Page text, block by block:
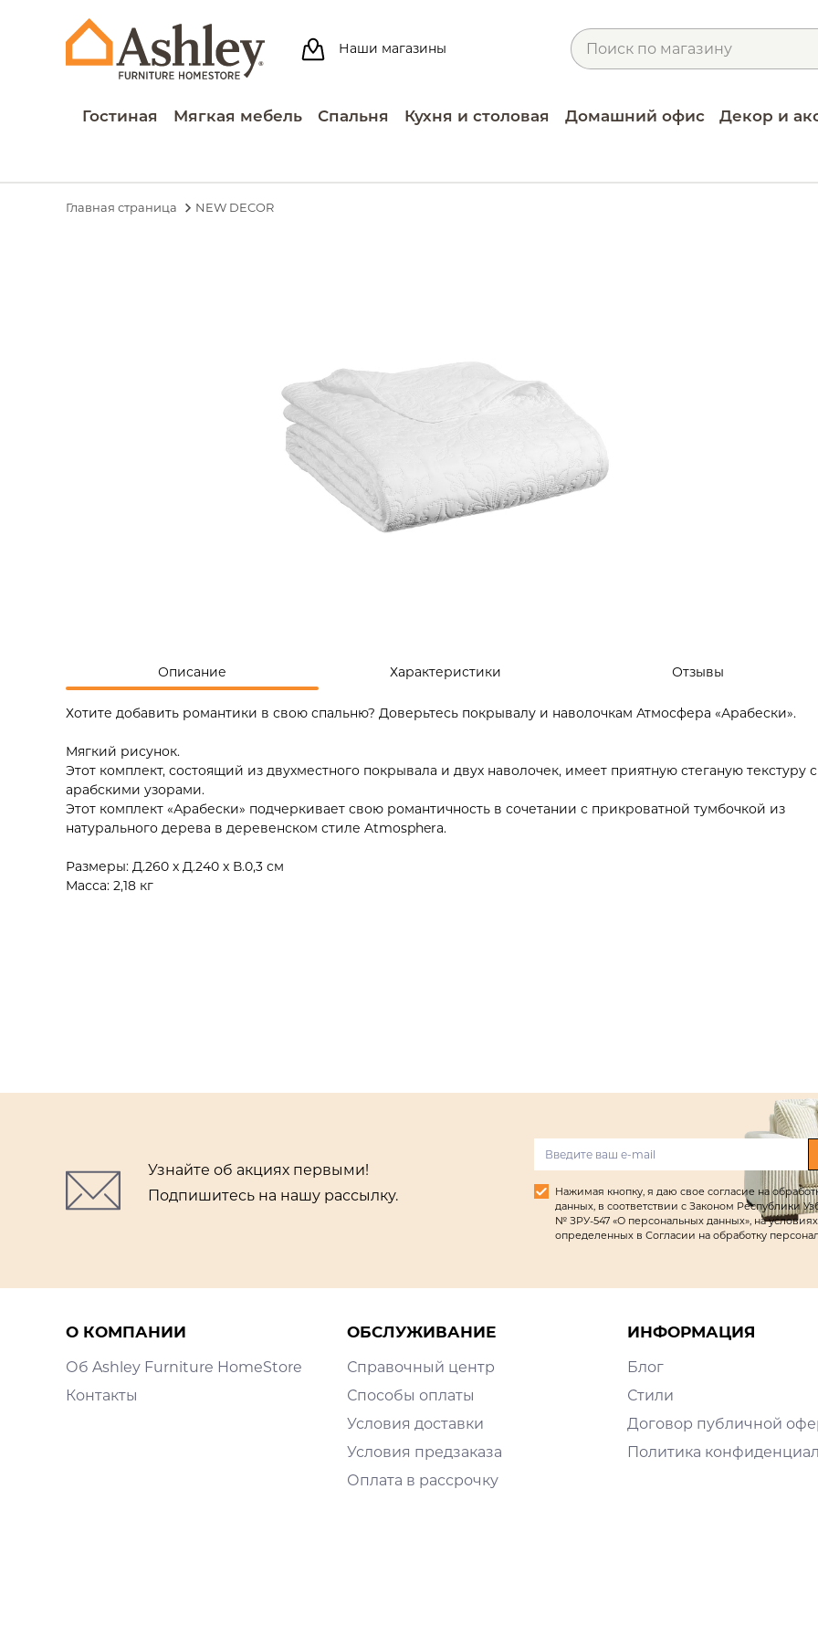
Наши магазины
Гостиная Мягкая мебель Спальня Кухня и столовая Домашний офис Декор и
Главная страница NEW DECOR
Описание Характеристики Отзывы
Хотите добавить романтики в свою спальню? Доверьтесь покрывалу и наволочкам Атмосфера «Арабески».
Мягкий рисунок.
Этот комплект, состоящий из двухместного покрывала и двух наволочек, имеет приятную стеганую текстуру с
арабскими узорами.
Этот комплект «Арабески» подчеркивает свою романтичность в сочетании с прикроватной тумбочкой из
натурального дерева в деревенском стиле Atmosphera.
Размеры: Д.260 x Д.240 x В.0,3 см
Масса: 2,18 кг
Узнайте об акциях первыми!
Подпишитесь на нашу рассылку.
Нажимая кнопку, я даю свое согласие на
данных, в соответствии с Законом Республики
№ ЗРУ-547 «О персональных данных», на
определенных в Согласии на обработку
О КОМПАНИИ
Об Ashley Furniture HomeStore
Контакты
ОБСЛУЖИВАНИЕ
Справочный центр
Способы оплаты
Условия доставки
Условия предзаказа
Оплата в рассрочку
ИНФОРМАЦИЯ
Блог
Стили
Договор публичной
Политика